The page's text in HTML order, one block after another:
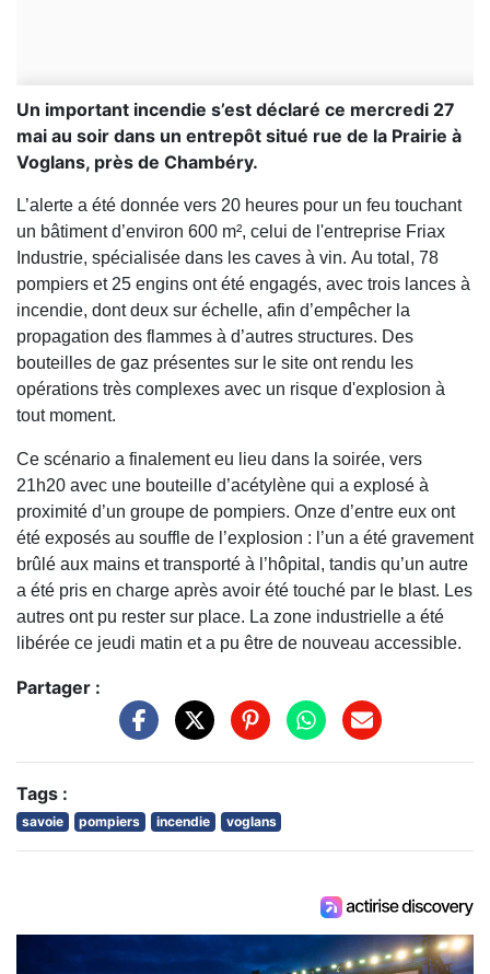
Un important incendie s’est déclaré ce mercredi 27
mai au soir dans un entrepôt situé rue de la Prairie à
Voglans, près de Chambéry.
L’alerte a été donnée vers 20 heures pour un feu touchant
un bâtiment d’environ 600 m², celui de l'entreprise Friax
Industrie, spécialisée dans les caves à vin. Au total, 78
pompiers et 25 engins ont été engagés, avec trois lances à
incendie, dont deux sur échelle, afin d’empêcher la
propagation des flammes à d’autres structures. Des
bouteilles de gaz présentes sur le site ont rendu les
opérations très complexes avec un risque d'explosion à
tout moment.
Ce scénario a finalement eu lieu dans la soirée, vers
21h20 avec une bouteille d’acétylène qui a explosé à
proximité d’un groupe de pompiers. Onze d’entre eux ont
été exposés au souffle de l’explosion : l’un a été gravement
brûlé aux mains et transporté à l’hôpital, tandis qu’un autre
a été pris en charge après avoir été touché par le blast. Les
autres ont pu rester sur place. La zone industrielle a été
libérée ce jeudi matin et a pu être de nouveau accessible.
Partager :
Tags :
savoie pompiers incendie voglans